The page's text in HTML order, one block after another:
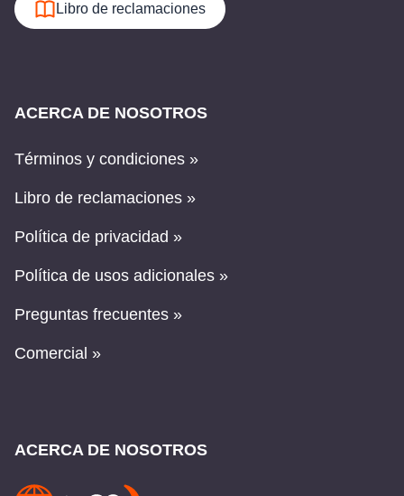
Libro de reclamaciones
ACERCA DE NOSOTROS
Términos y condiciones »
Libro de reclamaciones »
Política de privacidad »
Política de usos adicionales »
Preguntas frecuentes »
Comercial »
ACERCA DE NOSOTROS